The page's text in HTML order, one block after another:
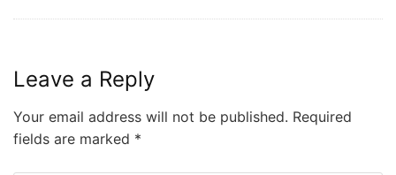
Leave a Reply
Your email address will not be published. Required
fields are marked *